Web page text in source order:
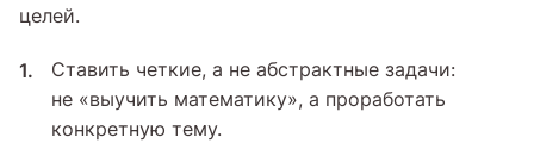
целей.
Ставить четкие, а не абстрактные задачи:
не «выучить математику», а проработать
конкретную тему.